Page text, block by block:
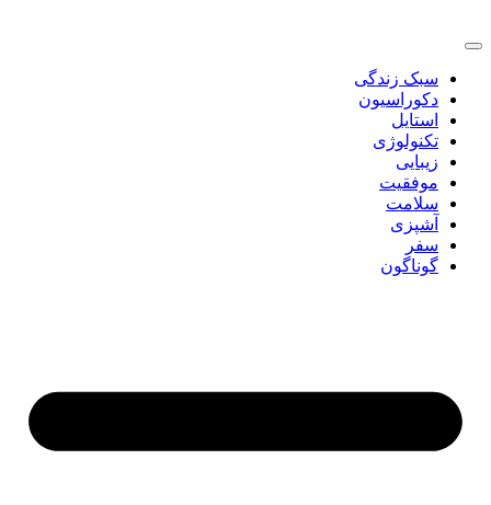
سبک زندگی
دکوراسیون
استایل
تکنولوژی
زیبایی
موفقیت
سلامت
آشپزی
سفر
گوناگون